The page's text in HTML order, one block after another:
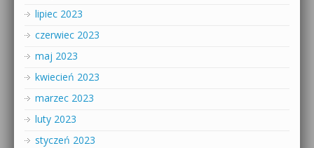
lipiec 2023
czerwiec 2023
maj 2023
kwiecień 2023
marzec 2023
luty 2023
styczeń 2023